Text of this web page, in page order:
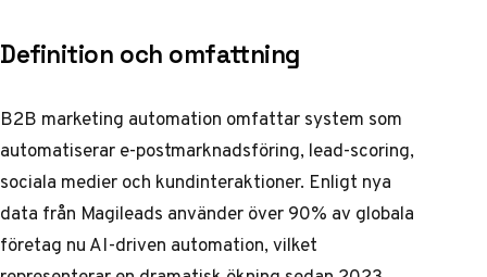
Definition och omfattning
B2B marketing automation omfattar system som
automatiserar e-postmarknadsföring, lead-scoring,
sociala medier och kundinteraktioner. Enligt nya
data från Magileads använder över 90% av globala
företag nu AI-driven automation, vilket